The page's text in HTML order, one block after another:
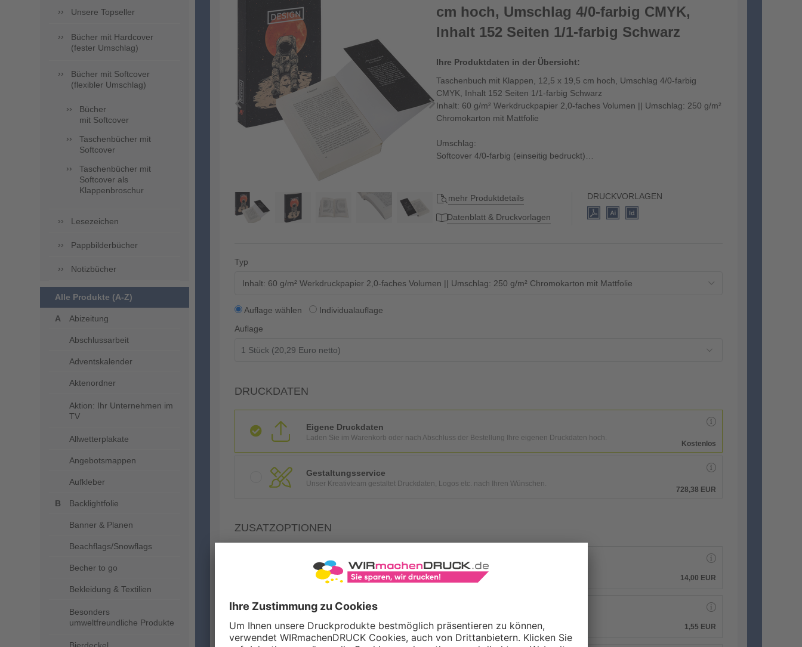
Unsere Topseller
Bücher mit Hardcover
(fester Umschlag)
Bücher mit Softcover
(flexibler Umschlag)
Bücher
mit Softcover
Taschenbücher mit
Softcover
Taschenbücher mit
Softcover als
Klappenbroschur
Lesezeichen
Pappbilderbücher
Notizbücher
Alle Produkte (A-Z)
Abizeitung
Abschlussarbeit
Adventskalender
Aktenordner
Aktion: Ihr Unternehmen im
TV
Allwetterplakate
Angebotsmappen
Aufkleber
Backlightfolie
Banner & Planen
Beachflags/Snowflags
Becher to go
Bekleidung & Textilien
Besonders
umweltfreundliche Produkte
cm hoch, Umschlag 4/0-farbig CMYK,
Inhalt 152 Seiten 1/1-farbig Schwarz
Ihre Produktdaten in der Übersicht:
Taschenbuch mit Klappen, 12,5 x 19,5 cm hoch, Umschlag 4/0-farbig
CMYK, Inhalt 152 Seiten 1/1-farbig Schwarz
Inhalt: 60 g/m² Werkdruckpapier 2,0-faches Volumen || Umschlag: 250 g/m²
Chromokarton mit Mattfolie
Umschlag:
Softcover 4/0-farbig (einseitig bedruckt)
mehr Produktdetails
Datenblatt & Druckvorlagen
DRUCKVORLAGEN
Typ
Inhalt: 60 g/m² Werkdruckpapier 2,0-faches Volumen || Umschlag: 250 g/m² Chromokarton mit Mattfolie
Auflage wählen
Individualauflage
Auflage
DRUCKDATEN
Eigene Druckdaten
Laden Sie im Warenkorb oder nach Abschluss der Bestellung Ihre eigenen Druckdaten hoch.
Kostenlos
Gestaltungsservice
Unser Kreativteam gestaltet Druckdaten, Logos etc. nach Ihren Wünschen.
728,38 EUR
ZUSATZOPTIONEN
Qualitätskontrolle (von Experten empf.)
14,00 EUR
1,55 EUR